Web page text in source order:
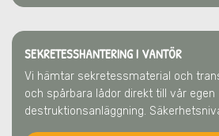
SEKRETESSHANTERING I VANTÖR
Vi hämtar sekretessmaterial och
och spårbara lådor direkt till vår egen
destruktionsanläggning.